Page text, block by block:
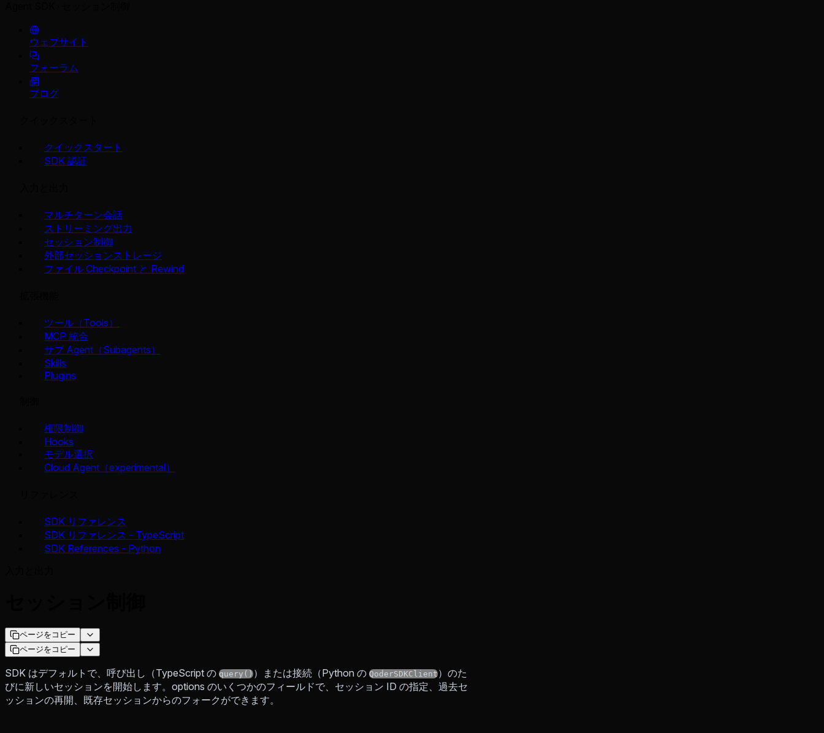
ウェブサイト
フォーラム
ブログ
クイックスタート
SDK 認証
マルチターン会話
ストリーミング出力
セッション制御
外部セッションストレージ
ファイル Checkpoint と Rewind
ツール（Tools）
MCP 統合
サブ Agent（Subagents）
Skills
Plugins
権限制御
Hooks
モデル選択
Cloud Agent（experimental）
SDK リファレンス
SDK リファレンス - TypeScript
SDK References - Python
ページをコピー
ページをコピー
SDK はデフォルトで、呼び出し（TypeScript の query()）または接続（Python の QoderSDKClient）のた
びに新しいセッションを開始します。options のいくつかのフィールドで、セッション ID の指定、過去セ
ッションの再開、既存セッションからのフォークができます。